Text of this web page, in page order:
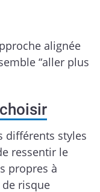
alignée
“aller plus
différents styles
ressentir le
propres à
risque